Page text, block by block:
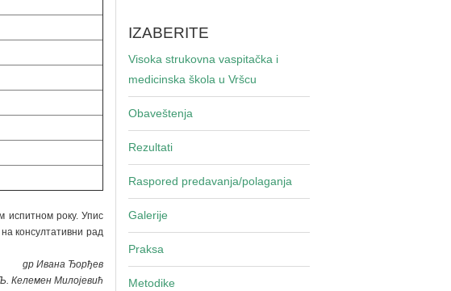
испитном року. Упис
консултативни рад
др Ивана Ђорђев
Келемен Милојевић
IZABERITE
Visoka strukovna vaspitačka i
medicinska škola u Vršcu
Obaveštenja
Rezultati
Raspored predavanja/polaganja
Galerije
Praksa
Metodike